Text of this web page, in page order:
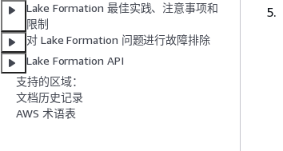
Lake Formation 最佳实践、注意事项和
限制
对 Lake Formation 问题进行故障排除
Lake Formation API
支持的区域：
文档历史记录
AWS 术语表